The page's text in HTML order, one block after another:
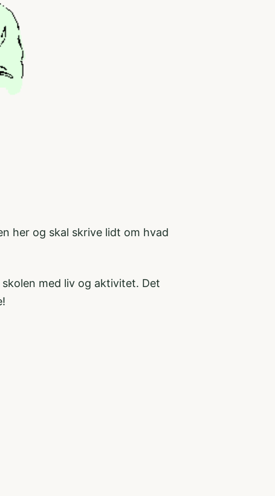
her og skal skrive lidt om hvad
med liv og aktivitet. Det